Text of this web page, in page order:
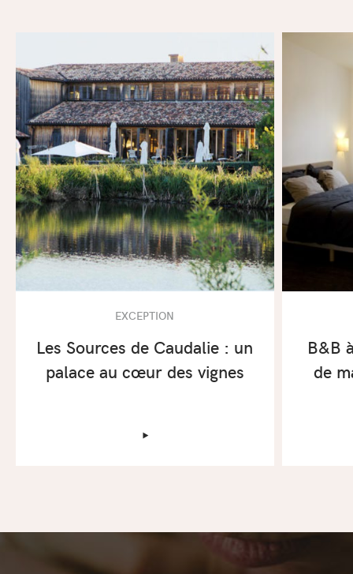
EXCEPTION
Les Sources de Caudalie : un
palace au cœur des vignes
‣
B&B
de